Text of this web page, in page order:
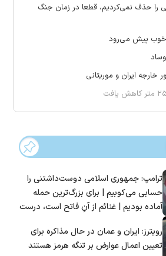
را حذف نمی‌کردیم، قطعا در زمان جنگ
خوب پیش می‌رود
خارجه ایران و موریتانی
ترامپ: جمهوری اسلامی دوست‌داشتنی را
حسابی می‌کوبیم | برای بزرگ‌ترین حمله
آماده بودیم | غنائم از آنِ فاتح است، درست
رویترز: ایران و عمان در حال مذاکره برای
تعیین اعمال عوارض بر تنگه هرمز هستند